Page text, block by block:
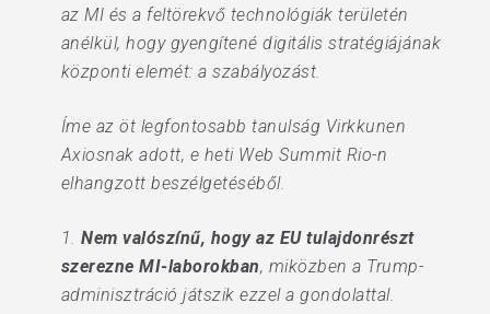
az MI és a feltörekvő technológiák területén
anélkül, hogy gyengítené digitális stratégiájának
központi elemét: a szabályozást.
Íme az öt legfontosabb tanulság Virkkunen
Axiosnak adott, e heti Web Summit Rio-n
elhangzott beszélgetéséből.
1.Nem valószínű, hogy az EU tulajdonrészt
szerezne MI-laborokban, miközben a Trump-
adminisztráció játszik ezzel a gondolattal.